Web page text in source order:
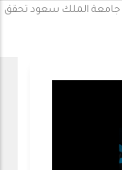
جامعة الملك سعود تحقق